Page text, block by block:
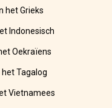
het Grieks
Indonesisch
Oekraïens
Tagalog
Vietnamees